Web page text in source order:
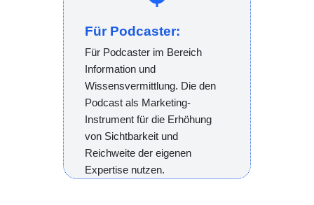
Für Podcaster:
Für Podcaster im Bereich
Information und
Wissensvermittlung. Die den
Podcast als Marketing-
Instrument für die Erhöhung
von Sichtbarkeit und
Reichweite der eigenen
Expertise nutzen.